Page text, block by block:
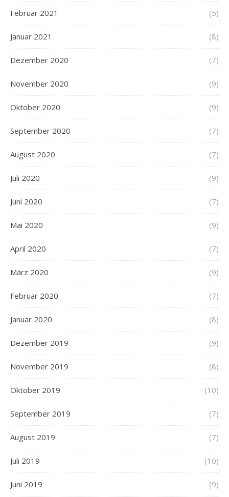
Februar 2021 (5)
Januar 2021 (8)
Dezember 2020 (7)
November 2020 (9)
Oktober 2020 (9)
September 2020 (7)
August 2020 (7)
Juli 2020 (9)
Juni 2020 (7)
Mai 2020 (9)
April 2020 (7)
März 2020 (9)
Februar 2020 (7)
Januar 2020 (8)
Dezember 2019 (9)
November 2019 (8)
Oktober 2019 (10)
September 2019 (7)
August 2019 (7)
Juli 2019 (10)
Juni 2019 (9)